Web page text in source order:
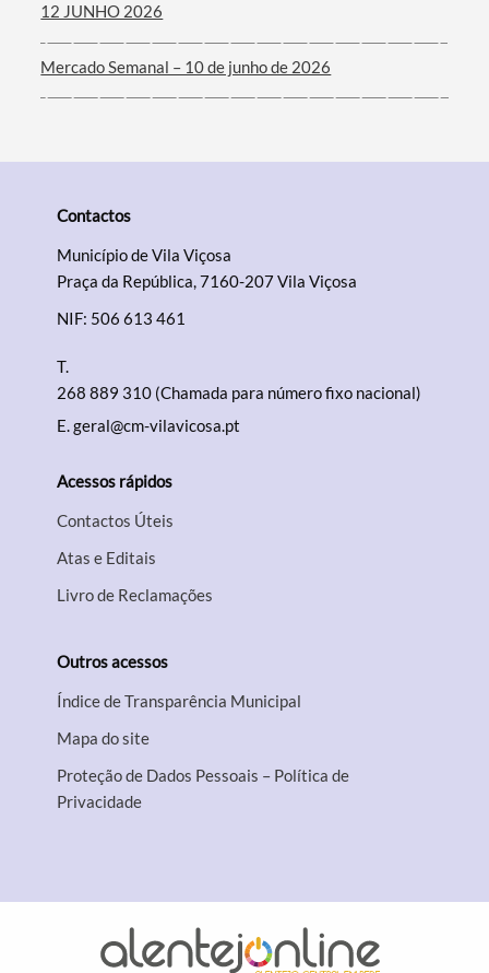
12 JUNHO 2026
Mercado Semanal – 10 de junho de 2026
Contactos
Município de Vila Viçosa
Praça da República, 7160-207 Vila Viçosa
NIF: 506 613 461
T.
268 889 310 (Chamada para número fixo nacional)
E.geral@cm-vilavicosa.pt
Acessos rápidos
Contactos Úteis
Atas e Editais
Livro de Reclamações
Outros acessos
Índice de Transparência Municipal
Mapa do site
Proteção de Dados Pessoais – Política de
Privacidade